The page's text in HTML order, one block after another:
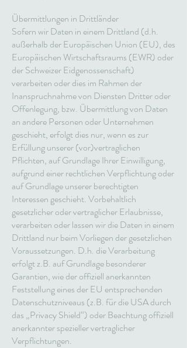
Übermittlungen in Drittländer
Sofern wir Daten in einem Drittland (d.h.
außerhalb der Europäischen Union (EU), des
Europäischen Wirtschaftsraums (EWR) oder
der Schweizer Eidgenossenschaft)
verarbeiten oder dies im Rahmen der
Inanspruchnahme von Diensten Dritter oder
Offenlegung, bzw. Übermittlung von Daten
an andere Personen oder Unternehmen
geschieht, erfolgt dies nur, wenn es zur
Erfüllung unserer (vor)vertraglichen
Pflichten, auf Grundlage Ihrer Einwilligung,
aufgrund einer rechtlichen Verpflichtung oder
auf Grundlage unserer berechtigten
Interessen geschieht. Vorbehaltlich
gesetzlicher oder vertraglicher Erlaubnisse,
verarbeiten oder lassen wir die Daten in einem
Drittland nur beim Vorliegen der gesetzlichen
Voraussetzungen. D.h. die Verarbeitung
erfolgt z.B. auf Grundlage besonderer
Garantien, wie der offiziell anerkannten
Feststellung eines der EU entsprechenden
Datenschutzniveaus (z.B. für die USA durch
das „Privacy Shield“) oder Beachtung offiziell
anerkannter spezieller vertraglicher
Verpflichtungen.